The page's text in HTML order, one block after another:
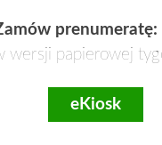
prenumeratę:
wersji papierowej
eKiosk